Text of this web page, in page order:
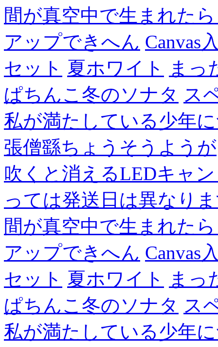
間が真空中で生まれた
アップできへん Canvas
セット 夏ホワイト
まっ
ぱちんこ冬のソナタ ス
私が満たしている少年
張僧繇ちょうそうようが
吹くと消えるLEDキャ
っては発送日は異なり
間が真空中で生まれた
アップできへん Canvas
セット 夏ホワイト
まっ
ぱちんこ冬のソナタ ス
私が満たしている少年